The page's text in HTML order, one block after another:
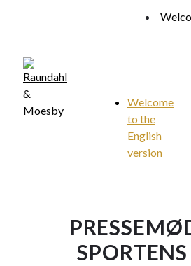
content
Welcome
to the
English
version